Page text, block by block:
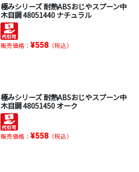
極みシリーズ 耐熱ABSおじやスプーン中
木目調 48051440 ナチュラル
販売価格： ¥558（税込）
極みシリーズ 耐熱ABSおじやスプーン中
木目調 48051450 オーク
販売価格： ¥558（税込）